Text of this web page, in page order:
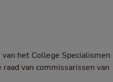
het College Specialismen
van commissarissen van